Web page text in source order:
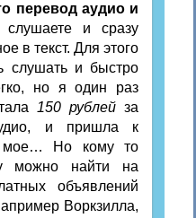
перевод аудио и
и сразу
в текст. Для этого
слушать и быстро
но я один раз
150 рублей за
и пришла к
мое… Но кому то
можно найти на
объявлений
Воркзилла,